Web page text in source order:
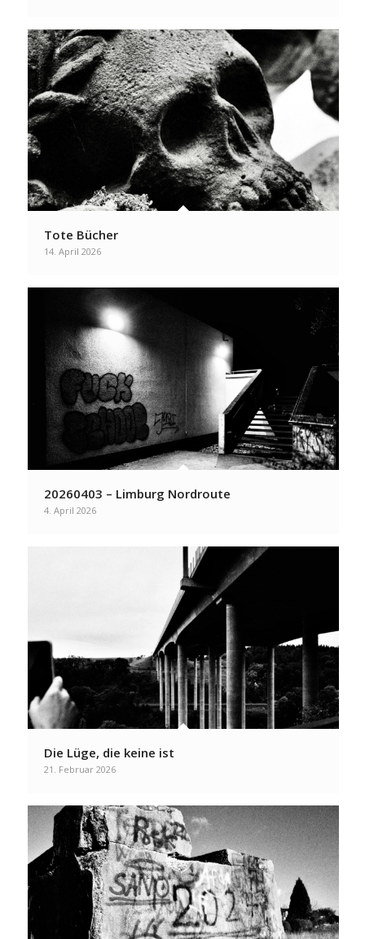
Tote Bücher
14. April 2026
20260403 – Limburg Nordroute
4. April 2026
Die Lüge, die keine ist
21. Februar 2026